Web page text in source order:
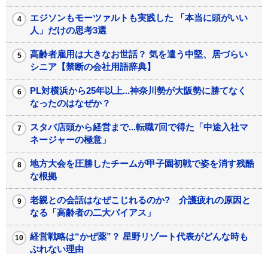
エジソンもモーツァルトも実践した 「本当に頭がいい
人」だけの思考3選
高齢者雇用は大きなお世話？ 気を遣う中堅、居づらい
シニア【禁断の会社用語辞典】
PL対横浜から25年以上...神奈川勢が大阪勢に勝てなく
なったのはなぜか？
スタバ店頭から経営まで...転職7回で得た「中途入社マ
ネージャーの極意」
地方大会を圧勝したチームが甲子園初戦で姿を消す残酷
な根拠
老親との会話はなぜこじれるのか? 介護疲れの原因と
なる「高齢者の二大バイアス」
経営戦略は“かぜ薬”？ 星野リゾート代表がどんな時も
ぶれない理由